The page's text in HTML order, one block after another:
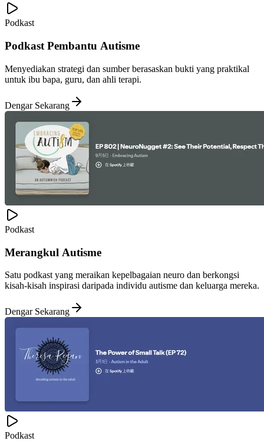
Podkast
Podkast Pembantu Autisme
Menyediakan strategi dan sumber berasaskan bukti yang praktikal
untuk ibu bapa, guru, dan ahli terapi.
Dengar Sekarang
Podkast
Merangkul Autisme
Satu podkast yang meraikan kepelbagaian neuro dan berkongsi
kisah-kisah inspirasi daripada individu autisme dan keluarga mereka.
Dengar Sekarang
Podkast